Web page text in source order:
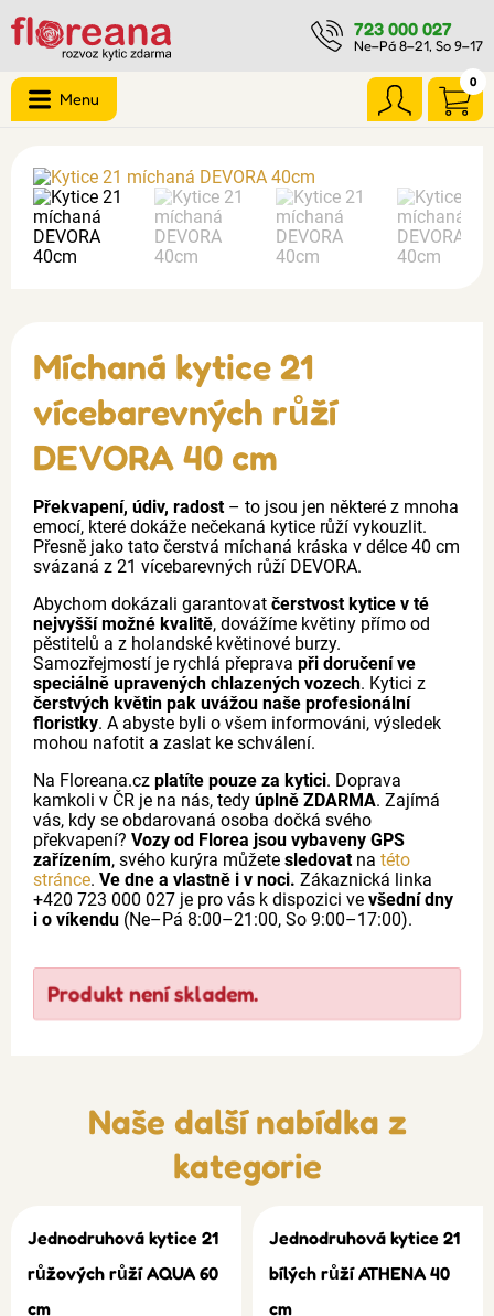
723 000 027
Ne–Pá 8–21, So 9–17
0
Menu
Míchaná kytice 21
vícebarevných růží
DEVORA 40 cm
Překvapení, údiv, radost– to jsou jen některé z mnoha
emocí, které dokáže nečekaná kytice růží vykouzlit.
Přesně jako tato čerstvá míchaná kráska v délce 40 cm
svázaná z 21 vícebarevných růží DEVORA.
Abychom dokázali garantovat čerstvost kytice v té
nejvyšší možné kvalitě, dovážíme květiny přímo od
pěstitelů a z holandské květinové burzy.
Samozřejmostí je rychlá přeprava při doručení ve
speciálně upravených chlazených vozech. Kytici z
čerstvých květin pak uvážou naše profesionální
floristky. A abyste byli o všem informováni, výsledek
mohou nafotit a zaslat ke schválení.
Na Floreana.cz platíte pouze za kytici. Doprava
kamkoli v ČR je na nás, tedy úplně ZDARMA. Zajímá
vás, kdy se obdarovaná osoba dočká svého
překvapení? Vozy od Florea jsou vybaveny GPS
zařízením, svého kurýra můžete sledovatna této
stránce. Ve dne a vlastně i v noci. Zákaznická linka
+420 723 000 027 je pro vás k dispozici ve všední dny
i o víkendu (Ne–Pá 8:00–21:00, So 9:00–17:00).
Produkt není skladem.
Naše další nabídka z
kategorie
Jednodruhová kytice 21
růžových růží AQUA 60
cm
Jednodruhová kytice 21
bílých růží ATHENA 40
cm